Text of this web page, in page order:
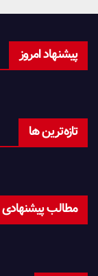
پیشنهاد امروز
تازه‌ترین ها
مطالب پیشنهادی